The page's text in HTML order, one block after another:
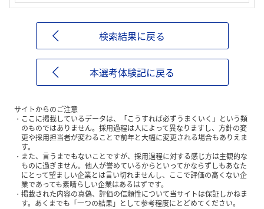
検索結果に戻る
本選考体験記に戻る
サイトからのご注意
ここに掲載しているデータは、「こうすれば必ずうまくいく」という類
のものではありません。採用過程は人によって異なりますし、方針の変
更や採用担当者が変わることで前年と大幅に変更される場合もありえま
す。
また、言うまでもないことですが、採用過程に対する感じ方は主観的な
ものに過ぎません。他人が誉めているからといってかならずしもあなた
にとって望ましい企業とは言い切れませんし、ここで評価の高くない企
業であっても素晴らしい企業はあるはずです。
掲載された内容の真偽、評価の信頼性について当サイトは保証しかねま
す。あくまでも「一つの結果」として参考程度にとどめてください。